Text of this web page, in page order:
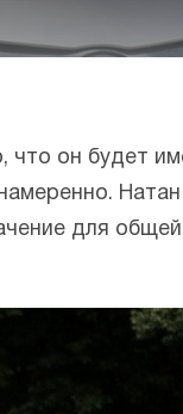
что он будет
Натан
для общей